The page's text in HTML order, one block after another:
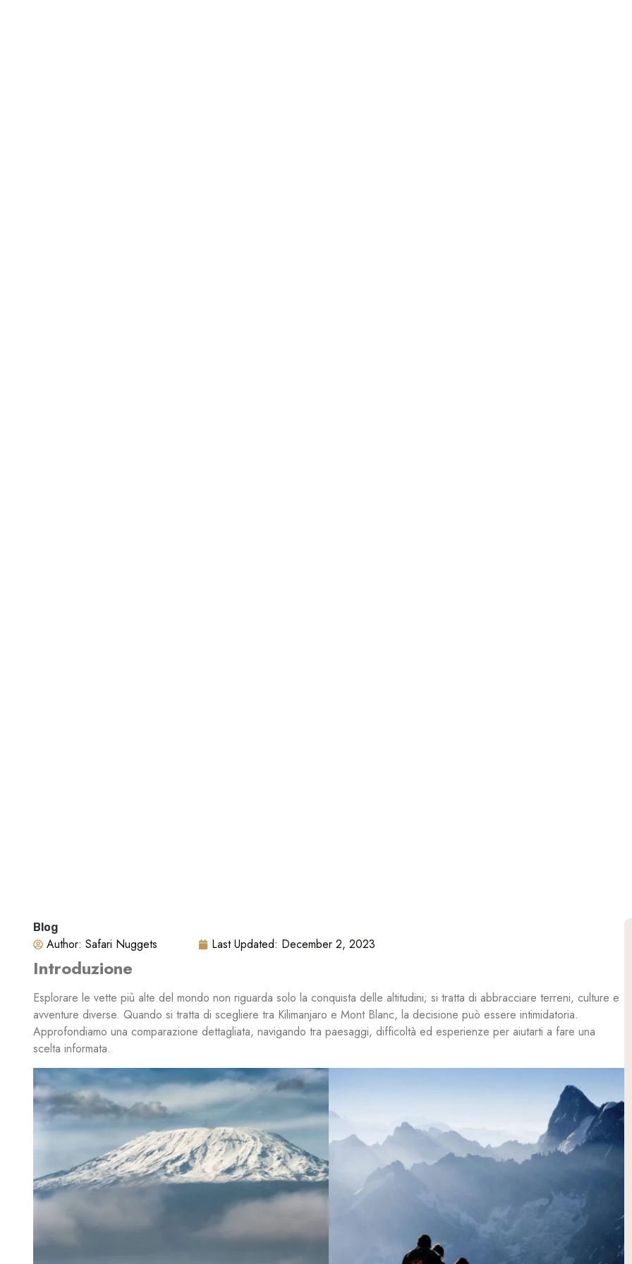
Blog
Author: Safari Nuggets Last Updated: December 2, 2023
Introduzione
Esplorare le vette più alte del mondo non riguarda solo la conquista delle altitudini; si tratta di abbracciare terreni, culture e
avventure diverse. Quando si tratta di scegliere tra Kilimanjaro e Mont Blanc, la decisione può essere intimidatoria.
Approfondiamo una comparazione dettagliata, navigando tra paesaggi, difficoltà ed esperienze per aiutarti a fare una
scelta informata.